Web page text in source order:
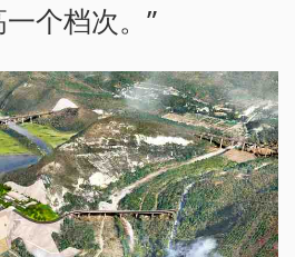
个档次。”